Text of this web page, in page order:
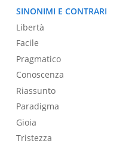
SINONIMI E CONTRARI
Libertà
Facile
Pragmatico
Conoscenza
Riassunto
Paradigma
Gioia
Tristezza